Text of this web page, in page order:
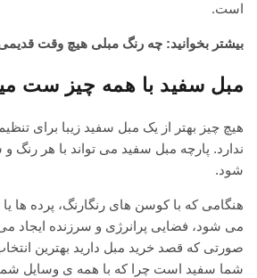
است.
بیشتر بخوانید: چه رنگ مبلی هیچ وقت
مبل سفید با همه چیز ست
هیچ چیز بهتر از یک مبل سفید زیبا برای
ندارد. پارچه مبل سفید می تواند با هر
شود.
هنگامی که با کوسن های رنگارنگ، پرده ها یا
می شود، فضایی پرانرژی و سرزنده ایجاد می
صورتی که قصد خرید مبل دارید بهترین
شما سفید است چرا که با همه ی وسایل